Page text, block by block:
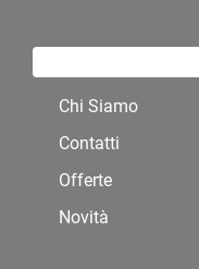
Chi Siamo
Contatti
Offerte
Novità